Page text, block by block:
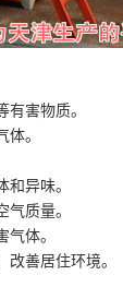
害物质。
。
异味。
质量。
体。
善居住环境。